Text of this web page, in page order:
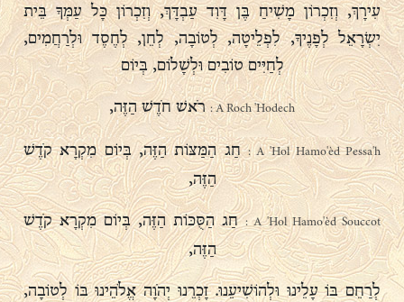
עִירָךְ, וְזִכְרוֹן מָשִׁיחַ בֶּן דָּוִד עַבְדָּךְ, וְזִכְרוֹן כָּל עַמְּךָ בֵּית
יִשְׂרָאֵל לְפָנֶיךָ, לִפְלֵיטָה, לְטוֹבָה, לְחֵן, לְחֶסֶד וּלְרַחֲמִים,
לְחַיִּים טוֹבִים וּלְשָׁלוֹם, בְּיוֹם
A Roch 'Hodech : רֹאשׁ חֹדֶשׁ הַזֶּה,
A 'Hol Hamo'èd Pessa'h :
חַג הַמַּצּוֹת הַזֶּה, בְּיוֹם מִקְרָא קֹדֶשׁ
הַזֶּה,
A 'Hol Hamo'èd Souccot :
חַג הַסֻּכּוֹת הַזֶּה, בְּיוֹם מִקְרָא קֹדֶשׁ
הַזֶּה,
לְרַחֵם בּוֹ עָלֵינוּ וּלְהוֹשִׁיעֵנוּ. זָכְרֵנוּ יְהֹוָה אֱלֹהֵינוּ בּוֹ לְטוֹבָה,